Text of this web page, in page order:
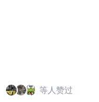
等人赞过